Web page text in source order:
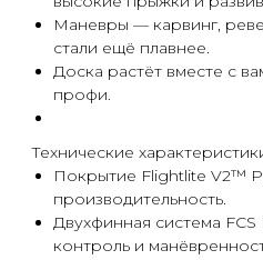
Маневры — карвинг,
стали ещё плавнее.
Доска растёт вместе с
профи.
Технические
Покрытие Flightlite V2™
производительность.
Двухфинная система FCS
контроль и